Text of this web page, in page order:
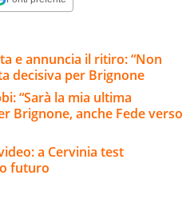
e annuncia il ritiro: “Non
decisiva per Brignone
“Sarà la mia ultima
Brignone, anche Fede verso
a Cervinia test
futuro